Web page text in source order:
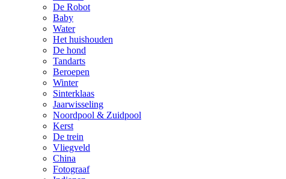
De Robot
Baby
Water
Het huishouden
De hond
Tandarts
Beroepen
Winter
Sinterklaas
Jaarwisseling
Noordpool & Zuidpool
Kerst
De trein
Vliegveld
China
Fotograaf